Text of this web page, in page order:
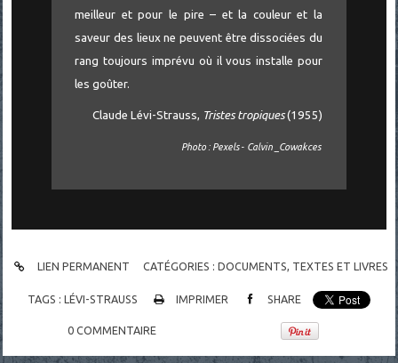
meilleur et pour le pire – et la couleur et la
saveur des lieux ne peuvent être dissociées du
rang toujours imprévu où il vous installe pour
les goûter.
Claude Lévi-Strauss, Tristes tropiques(1955)
Photo : Pexels - Calvin _Cowakces
LIEN PERMANENT CATÉGORIES :DOCUMENTS, TEXTES ET LIVRES
TAGS : LÉVI-STRAUSS IMPRIMER SHARE
0 COMMENTAIRE